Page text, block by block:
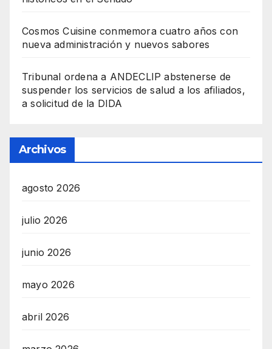
Cosmos Cuisine conmemora cuatro años con
nueva administración y nuevos sabores
Tribunal ordena a ANDECLIP abstenerse de
suspender los servicios de salud a los afiliados,
a solicitud de la DIDA
Archivos
agosto 2026
julio 2026
junio 2026
mayo 2026
abril 2026